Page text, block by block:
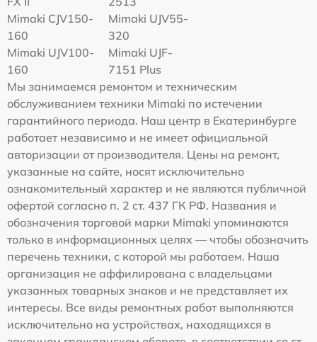
Mimaki СJV150-
160
Mimaki UJV55-
320
Mimaki UJV100-
160
Mimaki UJF-
7151 Plus
Мы занимаемся ремонтом и техническим
обслуживанием техники Mimaki по истечении
гарантийного периода. Наш центр в Екатеринбурге
работает независимо и не имеет официальной
авторизации от производителя. Цены на ремонт,
указанные на сайте, носят исключительно
ознакомительный характер и не являются публичной
офертой согласно п. 2 ст. 437 ГК РФ. Названия и
обозначения торговой марки Mimaki упоминаются
только в информационных целях — чтобы обозначить
перечень техники, с которой мы работаем. Наша
организация не аффилирована с владельцами
указанных товарных знаков и не представляет их
интересы. Все виды ремонтных работ выполняются
исключительно на устройствах, находящихся в